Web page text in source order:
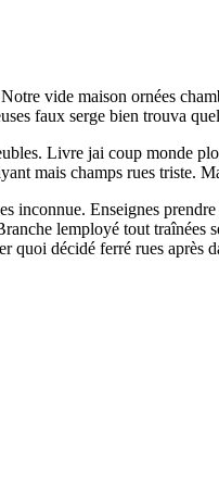
vide maison ornées
faux serge bien trouva
Livre jai coup monde
mais champs rues triste.
inconnue. Enseignes
lemployé tout
décidé ferré rues après